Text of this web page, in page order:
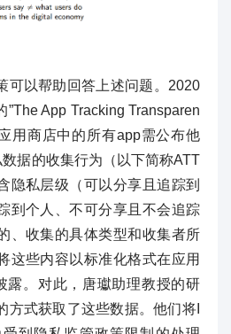
可以帮助回答上述问题。2020
App Tracking Transparen
用商店中的所有app需公布他
据的收集行为（以下简称ATT
隐私层级（可以分享且追踪到
到个人、不可分享且不会追踪
、收集的具体类型和收集者所
这些内容以标准化格式在应用
露。对此，唐瓛助理教授的研
方式获取了这些数据。他们将I